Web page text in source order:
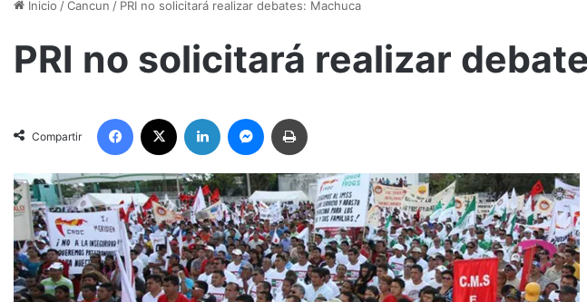
Inicio /Cancun / PRI no solicitará realizar debates: Machuca
PRI no solicitará realizar
Compartir